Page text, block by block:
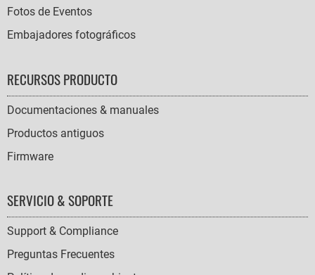
Fotos de Eventos
Embajadores fotográficos
RECURSOS PRODUCTO
Documentaciones & manuales
Productos antiguos
Firmware
SERVICIO & SOPORTE
Support & Compliance
Preguntas Frecuentes